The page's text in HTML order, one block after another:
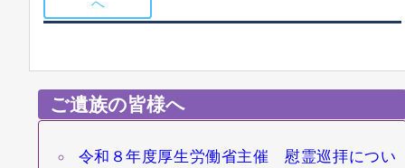
へ
ご遺族の皆様へ
令和８年度厚生労働省主催 慰霊巡拝につい